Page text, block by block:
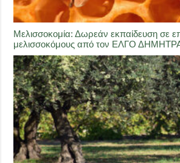
Μελισσοκομία: Δωρεάν εκπαίδευση σε
μελισσοκόμους από τον ΕΛΓΟ